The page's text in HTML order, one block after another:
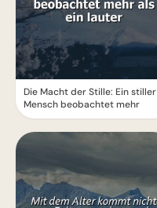
Die Macht der Stille: Ein stiller
Mensch beobachtet mehr